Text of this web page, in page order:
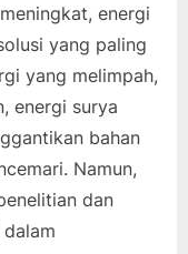
energi
yang paling
yang melimpah,
energi surya
bahan
Namun,
dan